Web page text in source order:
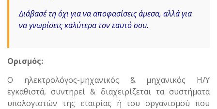
Διάβασέ τη όχι για να αποφασίσεις άμεσα, αλλά για
να γνωρίσεις καλύτερα τον εαυτό σου.
Ορισμός:
Ο ηλεκτρολόγος-μηχανικός & μηχανικός Η/Υ
εγκαθιστά, συντηρεί & διαχειρίζεται τα συστήματα
υπολογιστών της εταιρίας ή του οργανισμού που